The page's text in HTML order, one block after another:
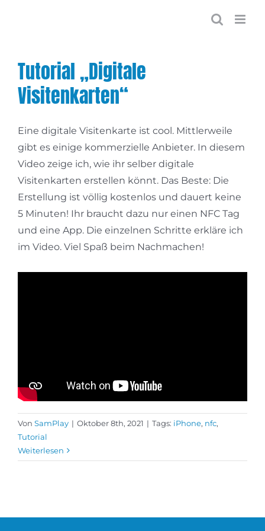
Tutorial „Digitale
Visitenkarten“
Eine digitale Visitenkarte ist cool. Mittlerweile
gibt es einige kommerzielle Anbieter. In diesem
Video zeige ich, wie ihr selber digitale
Visitenkarten erstellen könnt. Das Beste: Die
Erstellung ist völlig kostenlos und dauert keine
5 Minuten! Ihr braucht dazu nur einen NFC Tag
und eine App. Die einzelnen Schritte erkläre ich
im Video. Viel Spaß beim Nachmachen!
Von SamPlay | Oktober 8th, 2021 | Tags: iPhone, nfc,
Tutorial
Weiterlesen